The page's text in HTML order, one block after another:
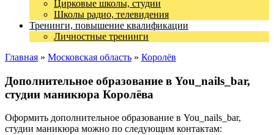
Цирковые школы, студии
Школы радио, телевидения
Тренинги, повышение квалификации
Личностные тренинги
Главная » Московская область » Королёв
Дополнительное образование в You_nails_bar,
студии маникюра Королёва
Оформить дополнительное образование в You_nails_bar,
студии маникюра можно по следующим контактам: